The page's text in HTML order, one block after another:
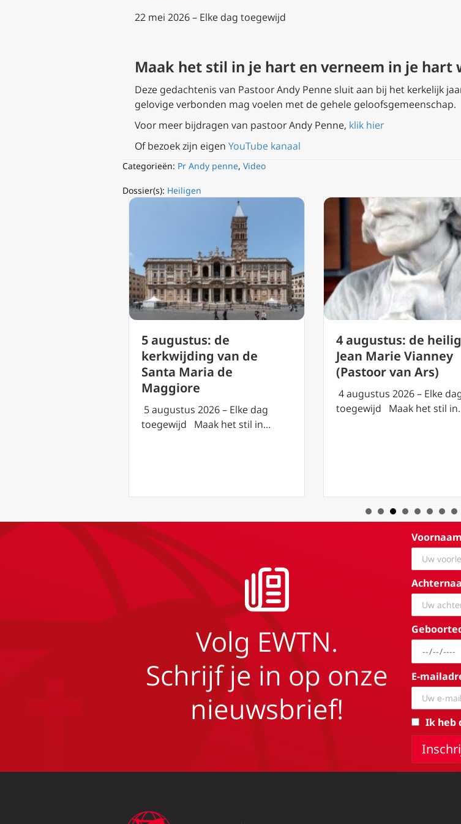
22 mei 2026 – Elke dag toegewijd
Maak het stil in je hart en verneem in je hart
Deze gedachtenis van Pastoor Andy Penne sluit aan bij het kerkelijk
gelovige verbonden mag voelen met de gehele geloofsgemeenschap.
Voor meer bijdragen van pastoor Andy Penne, klik hier
Of bezoek zijn eigen YouTube kanaal
Categorieën: Pr Andy penne, Video
Dossier(s): Heiligen
5 augustus: de
kerkwijding van de
Santa Maria de
Maggiore
5 augustus 2026 – Elke dag
toegewijd Maak het stil in…
4 augustus: de
Jean Marie Vianney
(Pastoor van Ars)
4 augustus 2026 – Elke
toegewijd Maak het stil
Volg EWTN.
Schrijf je in op onze
nieuwsbrief!
E-
Ik heb